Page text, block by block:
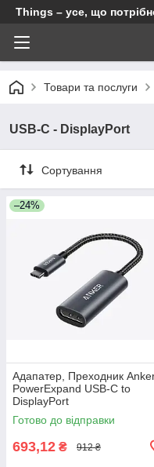
Things – усе, що
Товари та послуги
USB-C - DisplayPort
Сортування
–24%
Адапатер, Преходник
PowerExpand USB-C to
DisplayPort
Готово до відправки
693,12 ₴ 912 ₴